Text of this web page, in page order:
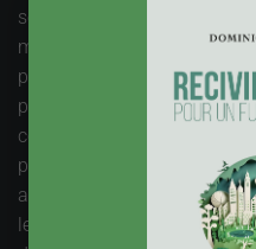
social, et réciproquement. Il
maintenir un pouvoir
prélever des ressources au-
peut produire. Une tentation
compréhensible, nous
productif au lieu d’en
ainsi les capacités des
leurs besoins, pour